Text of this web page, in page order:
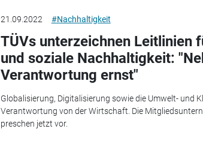
21.09.2022 #Nachhaltigkeit
TÜVs unterzeichnen Leitlinien
und soziale Nachhaltigkeit:
Verantwortung ernst"
Globalisierung, Digitalisierung sowie die Umwelt- und
Verantwortung von der Wirtschaft. Die
preschen jetzt vor.